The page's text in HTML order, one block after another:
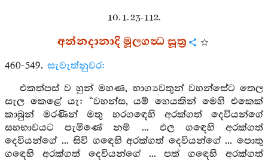
10. 1. 23-112.
අන්නදානාදි මූලගන්‍ධ සූත්‍ර
460-549. සැවැත්නුවර:
එකත්පස් ව හුන් මහණ, භාග්‍යවතුන් වහන්සේට තෙල
සැල කෙළේ යැ: “වහන්ස, යම් හෙයකින් මෙහි එකෙක්
කාබුන් මරණින් මතු හරගඳෙහි අරක්ගත් දෙවියන්ගේ
සහභාවයට පැමිණේ නම් ... ඵල ගඳෙහි අරක්ගත්
දෙවියන්ගේ ... සිවි ගඳෙහි අරක්ගත් දෙවියන්ගේ ... පොතු
ගඳෙහි අරක්ගත් දෙවියන්ගේ ... පත් ගඳෙහි අරක්ගත්